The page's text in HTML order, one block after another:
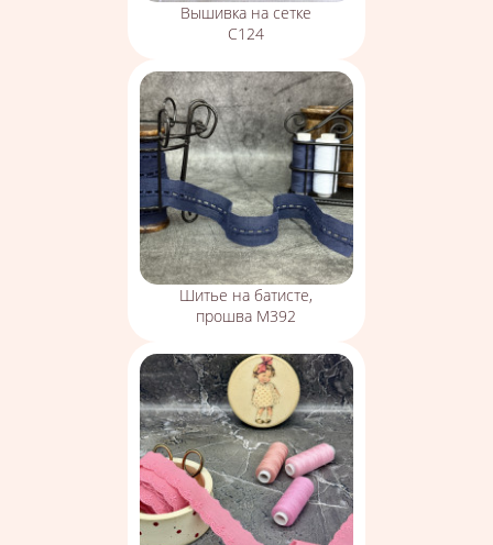
Вышивка на сетке
С124
Шитье на батисте,
прошва М392